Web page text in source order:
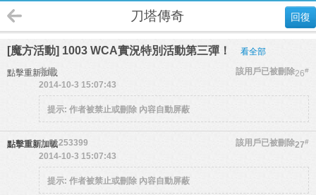
回復
刀塔傳奇
[魔方活動] 1003 WCA實況特別活動第三彈！ 看全部
點擊重新加載 26#
老揚
該用戶已被刪除
2014-10-3 15:07:43
提示: 作者被禁止或刪除 內容自動屏蔽
點擊重新加載 27#
gn01253399
該用戶已被刪除
2014-10-3 15:07:43
提示: 作者被禁止或刪除 內容自動屏蔽